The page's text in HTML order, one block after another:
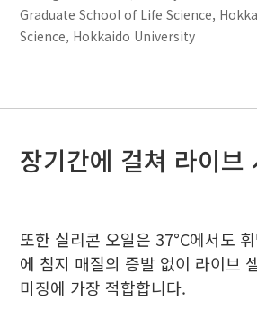
Graduate School of Life Science,
Science, Hokkaido University
장기간에 걸쳐 라이브
또한 실리콘 오일은 37°C에서도
에 침지 매질의 증발 없이 라이브
미징에 가장 적합합니다.